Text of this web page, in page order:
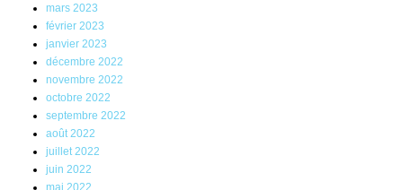
mars 2023
février 2023
janvier 2023
décembre 2022
novembre 2022
octobre 2022
septembre 2022
août 2022
juillet 2022
juin 2022
mai 2022